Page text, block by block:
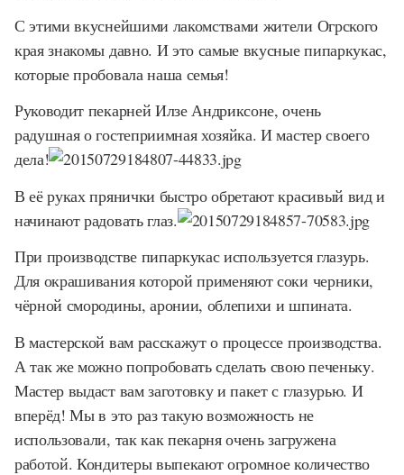
С этими вкуснейшими лакомствами жители Огрского
края знакомы давно. И это самые вкусные пипаркукас,
которые пробовала наша семья!
Руководит пекарней Илзе Андриксоне, очень
радушная о гостеприимная хозяйка. И мастер своего
дела!
В её руках прянички быстро обретают красивый вид и
начинают радовать глаз.
При производстве пипаркукас используется глазурь.
Для окрашивания которой применяют соки черники,
чёрной смородины, аронии, облепихи и шпината.
В мастерской вам расскажут о процессе производства.
А так же можно попробовать сделать свою печеньку.
Мастер выдаст вам заготовку и пакет с глазурью. И
вперёд! Мы в это раз такую возможность не
использовали, так как пекарня очень загружена
работой. Кондитеры выпекают огромное количество